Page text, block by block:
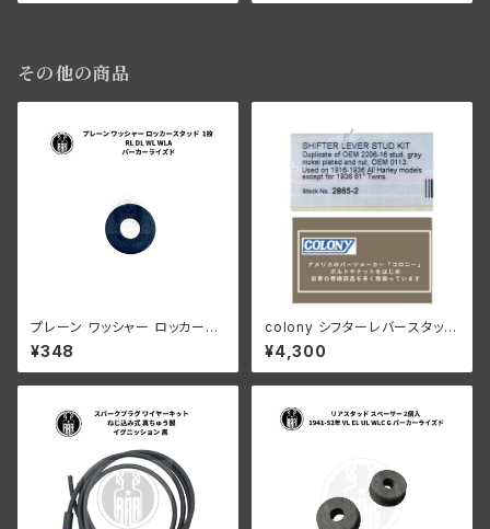
その他の商品
プレーン ワッシャー ロッカース
タッド 1枚 ハーレーダビッドソン
RL DL WL WLA パーカーライ
ズド
¥348
colony シフターレバースタッド
ハーレー 1916-1936オールモ
デル 1936 61” 以外 陸王
¥4,300